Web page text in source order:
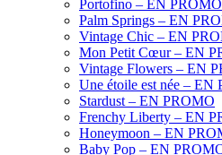
Portofino – EN PROMO
Palm Springs – EN
Vintage Chic – EN
Mon Petit Cœur – EN
Vintage Flowers – EN
Une étoile est née – EN
Stardust – EN PROMO
Frenchy Liberty – EN
Honeymoon – EN
Baby Pop – EN